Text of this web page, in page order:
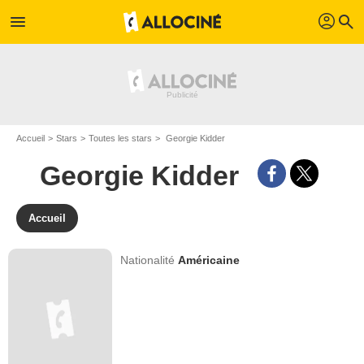
menu profil search
Accueil Stars Toutes les stars Georgie Kidder
Georgie Kidder
Accueil
NationalitéAméricaine